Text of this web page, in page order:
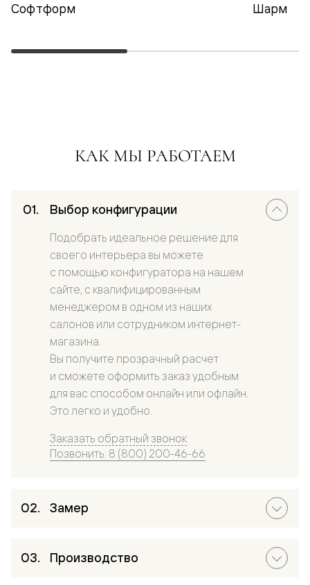
Софтформ Шарм
КАК МЫ РАБОТАЕМ
Выбор конфигурации
Подобрать идеальное решение для
своего интерьера вы можете
с помощью конфигуратора на нашем
сайте, с квалифицированным
менеджером в одном из наших
салонов или сотрудником интернет-
магазина.
Вы получите прозрачный расчет
и сможете оформить заказ удобным
для вас способом онлайн или офлайн.
Это легко и удобно.
Заказать обратный звонок
Позвонить: 8 (800) 200-46-66
Замер
Производство